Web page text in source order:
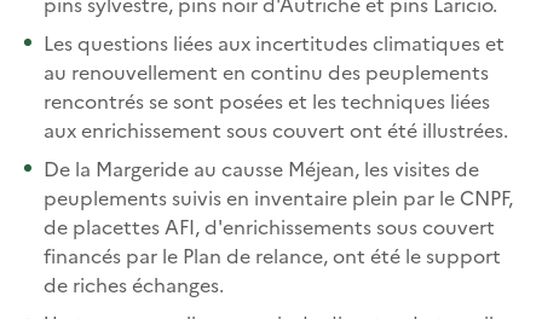
Les questions liées aux incertitudes climatiques et
au renouvellement en continu des peuplements
rencontrés se sont posées et les techniques liées
aux enrichissement sous couvert ont été illustrées.
De la Margeride au causse Méjean, les visites de
peuplements suivis en inventaire plein par le CNPF,
de placettes AFI, d'enrichissements sous couvert
financés par le Plan de relance, ont été le support
de riches échanges.